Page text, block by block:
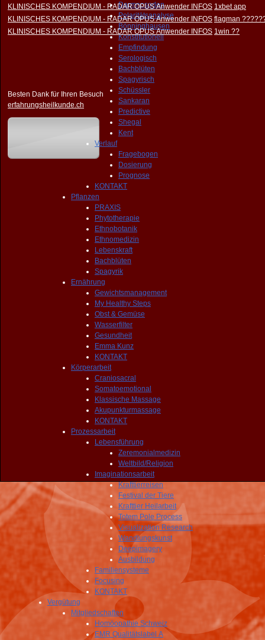
Darmnosoden
Polaritätsanalyse
Bönninghausen
Konstitutionell
Empfindung
Serologisch
Bachblüten
Spagyrisch
Schüssler
Sankaran
Predictive
Shegal
Kent
Verlauf
Fragebogen
Dosierung
Prognose
KONTAKT
Pflanzen
PRAXIS
Phytotherapie
Ethnobotanik
Ethnomedizin
Lebenskraft
Bachblüten
Spagyrik
Ernährung
Gewichtsmanagement
My Healthy Steps
Obst & Gemüse
Wasserfilter
Gesundheit
Emma Kunz
KONTAKT
Körperarbeit
Craniosacral
Somatoemotional
Klassische Massage
Akupunkturmassage
KONTAKT
Prozessarbeit
Lebensführung
Zeremonialmedizin
Weltbild/Religion
Imaginationsarbeit
Krafttierreisen
Festival der Tiere
Krafttier Heilarbeit
Totem Pole Process
Visualization Research
Wandlungskunst
Deepimagery
Ausbildung
Familiensysteme
Focusing
KONTAKT
Vergütung
Mitgliedschaften
Homöopathie Schweiz
EMR Qualitätslabel A
KLINISCHES KOMPENDIUM - RADAR OPUS Anwender INFOS 1xbet app
KLINISCHES KOMPENDIUM - RADAR OPUS Anwender INFOS flagman
KLINISCHES KOMPENDIUM - RADAR OPUS Anwender INFOS 1win ??
Besten Dank für Ihren Besuch
erfahrungsheilkunde.ch